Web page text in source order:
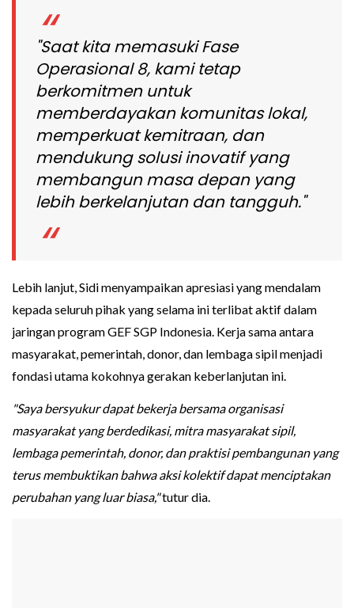
"Saat kita memasuki Fase
Operasional 8, kami tetap
berkomitmen untuk
memberdayakan komunitas lokal,
memperkuat kemitraan, dan
mendukung solusi inovatif yang
membangun masa depan yang
lebih berkelanjutan dan tangguh."
Lebih lanjut, Sidi menyampaikan apresiasi yang mendalam
kepada seluruh pihak yang selama ini terlibat aktif dalam
jaringan program GEF SGP Indonesia. Kerja sama antara
masyarakat, pemerintah, donor, dan lembaga sipil menjadi
fondasi utama kokohnya gerakan keberlanjutan ini.
"Saya bersyukur dapat bekerja bersama organisasi
masyarakat yang berdedikasi, mitra masyarakat sipil,
lembaga pemerintah, donor, dan praktisi pembangunan yang
terus membuktikan bahwa aksi kolektif dapat menciptakan
perubahan yang luar biasa,"tutur dia.